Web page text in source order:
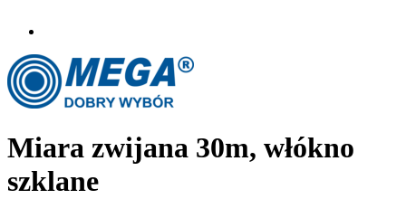
Miara zwijana 30m, włókno
szklane